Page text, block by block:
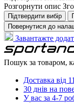
Розгорнути опис
Підтвердити вибір
Повернутися до
Завантажте
Пошук за товаром,
Доставка від
30 днів на
У вас за 4-7